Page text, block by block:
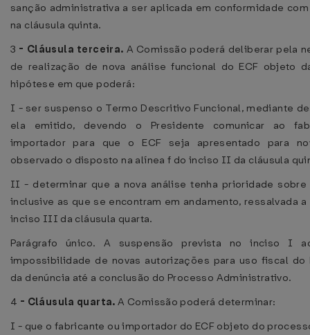
sanção administrativa a ser aplicada em conformidade
na cláusula quinta.
3 - Cláusula terceira. A Comissão poderá deliberar pela
de realização de nova análise funcional do ECF objeto
hipótese em que poderá:
I - ser suspenso o Termo Descritivo Funcional, mediante
ela emitido, devendo o Presidente comunicar ao
importador para que o ECF seja apresentado para
observado o disposto na alínea f do inciso II da cláusula
II - determinar que a nova análise tenha prioridade sobre
inclusive as que se encontram em andamento, ressalvada
inciso III da cláusula quarta.
Parágrafo único. A suspensão prevista no inciso I
impossibilidade de novas autorizações para uso fiscal do
da denúncia até a conclusão do Processo Administrativo.
4 - Cláusula quarta.A Comissão poderá determinar:
I - que o fabricante ou importador do ECF objeto do